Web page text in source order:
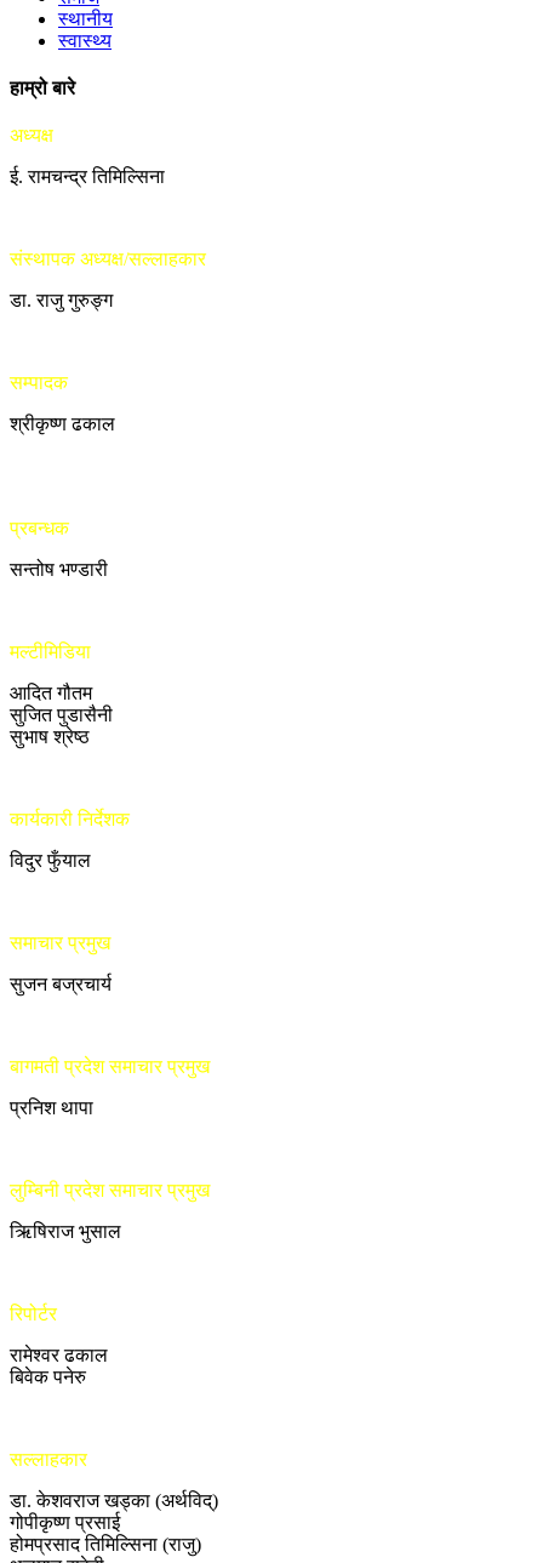
स्थानीय
स्वास्थ्य
हाम्रो बारे
अध्यक्ष
ई. रामचन्द्र तिमिल्सिना
संस्थापक अध्यक्ष/सल्लाहकार
डा. राजु गुरुङ्ग
सम्पादक
श्रीकृष्ण ढकाल
प्रबन्धक
सन्तोष भण्डारी
मल्टीमिडिया
आदित गौतम
सुजित पुडासैनी
सुभाष श्रेष्ठ
कार्यकारी निर्देशक
विदुर फुँयाल
समाचार प्रमुख
सुजन बज्रचार्य
बागमती प्रदेश समाचार प्रमुख
प्रनिश थापा
लुम्बिनी प्रदेश समाचार प्रमुख
ऋिषिराज भुसाल
रिपोर्टर
रामेश्वर ढकाल
बिवेक पनेरु
सल्लाहकार
डा. केशवराज खड्का (अर्थविद्)
गोपीकृष्ण प्रसाई
होमप्रसाद तिमिल्सिना (राजु)